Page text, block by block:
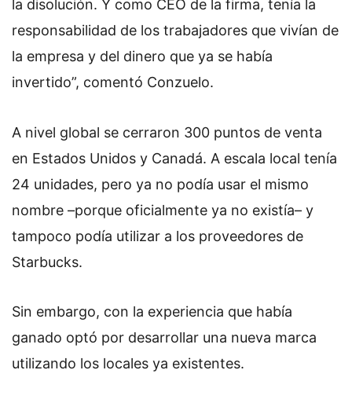
la disolución. Y como CEO de la firma, tenía la
responsabilidad de los trabajadores que vivían de
la empresa y del dinero que ya se había
invertido”, comentó Conzuelo.
A nivel global se cerraron 300 puntos de venta
en Estados Unidos y Canadá. A escala local tenía
24 unidades, pero ya no podía usar el mismo
nombre –porque oficialmente ya no existía– y
tampoco podía utilizar a los proveedores de
Starbucks.
Sin embargo, con la experiencia que había
ganado optó por desarrollar una nueva marca
utilizando los locales ya existentes.